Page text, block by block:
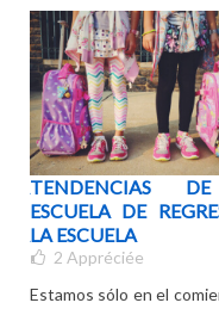
TENDENCIAS
ESCUELA DE
LA ESCUELA
2 Appréciée
Estamos sólo en el